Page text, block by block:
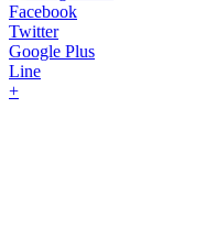
Facebook
Twitter
Google Plus
Line
+